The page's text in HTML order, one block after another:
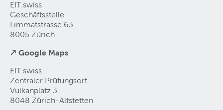
EIT.swiss
Geschäftsstelle
Limmatstrasse 63
8005 Zürich
↗ Google Maps
EIT.swiss
Zentraler Prüfungsort
Vulkanplatz 3
8048 Zürich-Altstetten